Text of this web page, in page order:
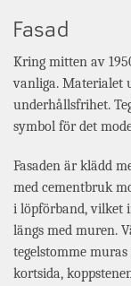
Fasad
Kring mitten av
vanliga. Materialet
underhållsfrihet.
symbol för det
Fasaden är klädd
med cementbruk
i löpförband, vilket
längs med muren.
tegelstomme
kortsida,